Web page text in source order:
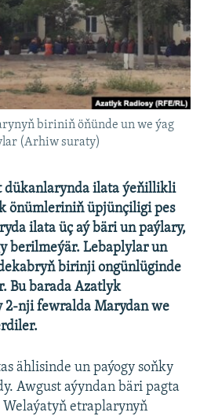
biriniň öňünde un we ýag
(Arhiw suraty)
dükanlarynda ilata ýeňillikli
önümleriniň üpjünçiligi pes
ilata üç aý bäri un paýlary,
berilmeýär. Lebaplylar un
birinji ongünlüginde
Bu barada Azatlyk
2-nji fewralda Marydan we
ählisinde un paýogy soňky
Awgust aýyndan bäri pagta
Welaýatyň etraplarynyň